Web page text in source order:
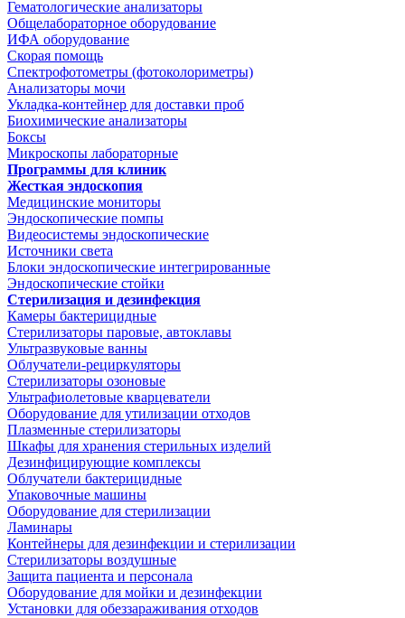
Гематологические анализаторы
Общелабораторное оборудование
ИФА оборудование
Скорая помощь
Спектрофотометры (фотоколориметры)
Анализаторы мочи
Укладка-контейнер для доставки проб
Биохимические анализаторы
Боксы
Микроскопы лабораторные
Программы для клиник
Жесткая эндоскопия
Медицинские мониторы
Эндоскопические помпы
Видеосистемы эндоскопические
Источники света
Блоки эндоскопические интегрированные
Эндоскопические стойки
Стерилизация и дезинфекция
Камеры бактерицидные
Стерилизаторы паровые, автоклавы
Ультразвуковые ванны
Облучатели-рециркуляторы
Стерилизаторы озоновые
Ультрафиолетовые кварцеватели
Оборудование для утилизации отходов
Плазменные стерилизаторы
Шкафы для хранения стерильных изделий
Дезинфицирующие комплексы
Облучатели бактерицидные
Упаковочные машины
Оборудование для стерилизации
Ламинары
Контейнеры для дезинфекции и стерилизации
Стерилизаторы воздушные
Защита пациента и персонала
Оборудование для мойки и дезинфекции
Установки для обеззараживания отходов